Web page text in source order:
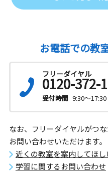
お電話での教
フリーダイヤル
0120-372-
受付時間 9:30～17:30
なお、フリーダイヤルがつ
お問い合わせいただけます。
近くの教室を案内してほし
学習に関するお問い合わせ